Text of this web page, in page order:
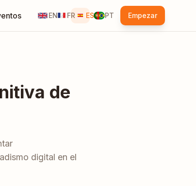
EN FR ES PT Empezar
de
digital en el